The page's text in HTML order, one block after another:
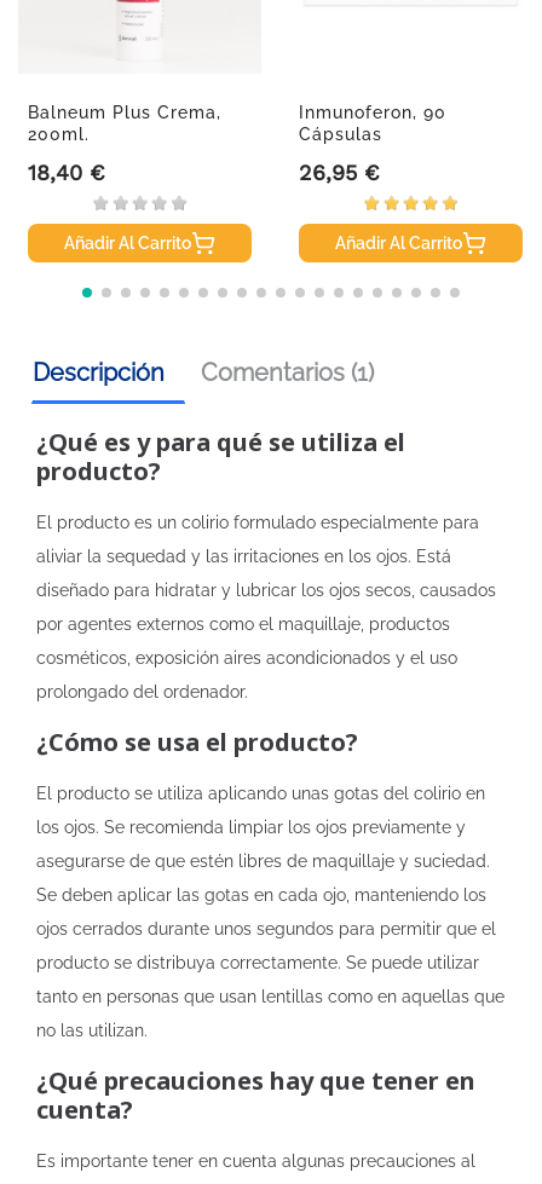
Balneum Plus Crema,
200ml.
Precio
18,40 €
Añadir Al Carrito
Inmunoferon, 90
Cápsulas
Precio
26,95 €
Añadir Al Carrito
Descripción Comentarios (1)
¿Qué es y para qué se utiliza el
producto?
El producto es un colirio formulado especialmente para
aliviar la sequedad y las irritaciones en los ojos. Está
diseñado para hidratar y lubricar los ojos secos, causados
por agentes externos como el maquillaje, productos
cosméticos, exposición aires acondicionados y el uso
prolongado del ordenador.
¿Cómo se usa el producto?
El producto se utiliza aplicando unas gotas del colirio en
los ojos. Se recomienda limpiar los ojos previamente y
asegurarse de que estén libres de maquillaje y suciedad.
Se deben aplicar las gotas en cada ojo, manteniendo los
ojos cerrados durante unos segundos para permitir que el
producto se distribuya correctamente. Se puede utilizar
tanto en personas que usan lentillas como en aquellas que
no las utilizan.
¿Qué precauciones hay que tener en
cuenta?
Es importante tener en cuenta algunas precauciones al